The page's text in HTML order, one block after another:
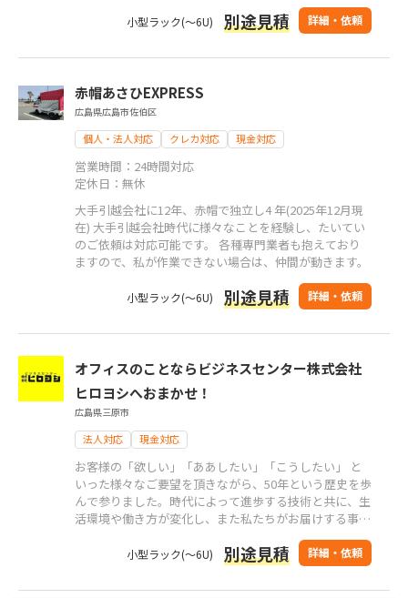
小型ラック(～6U) 別途見積 詳細・依頼
赤帽あさひEXPRESS
広島県広島市佐伯区
個人・法人対応 クレカ対応 現金対応
営業時間：24時間対応
定休日：無休
大手引越会社に12年、赤帽で独立し4 年(2025年12月現
在) 大手引越会社時代に様々なことを経験し、たいてい
のご依頼は対応可能です。 各種専門業者も抱えており
ますので、私が作業できない場合は、仲間が動きます。
小型ラック(～6U) 別途見積 詳細・依頼
オフィスのことならビジネスセンター株式会社
ヒロヨシへおまかせ！
広島県三原市
法人対応 現金対応
お客様の「欲しい」「ああしたい」「こうしたい」 と
いった様々なご要望を頂きながら、50年という歴史を歩
んで参りました。時代によって進歩する技術と共に、生
活環境や働き方が変化し、また私たちがお届けする事務
用品や事務機などの道具も大きく変化してきています。
私たちはこのような時代の変化に対応しながら、これか
らもオフィス環境、オフィス家具、事務機器、事務用
品、船舶用家具、お住まいの家具までご提案します。
小型ラック(～6U) 別途見積 詳細・依頼